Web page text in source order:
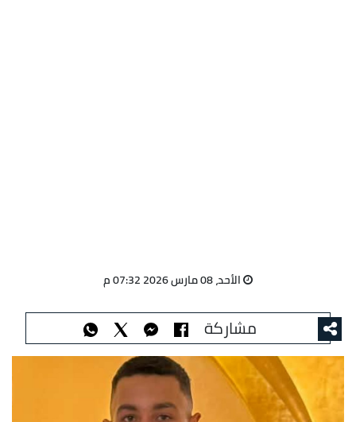
الأحد، 08 مارس 2026 07:32 م
مشاركة